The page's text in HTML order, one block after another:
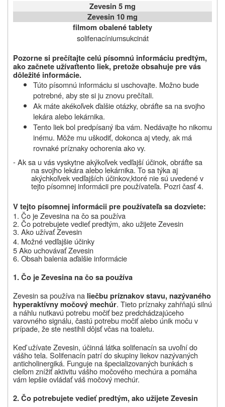
Zevesin 5 mg
Zevesin 10 mg
filmom obalené tablety
solifenacíniumsukcinát
Pozorne si prečítajte celú písomnú informáciu predtým,
ako začnete užívaťtento liek,pretože obsahuje pre vás
dôležité informácie.
Túto písomnú informáciu si uschovajte. Možno bude
potrebné, aby ste si ju znovu prečítali.
Ak máte akékoľvek ďalšie otázky, obráťte sa na svojho
lekára alebo lekárnika.
Tento liek bol predpísaný iba vám. Nedávajte ho nikomu
inému. Môže mu uškodiť, dokonca aj vtedy, ak má
rovnaké príznaky ochorenia ako vy.
- Ak sa u vás vyskytne akýkoľvek vedľajší účinok, obráťte sa
na svojho lekára alebo lekárnika. To sa týka aj
akýchkoľvek vedľajších účinkov,ktoré nie sú uvedené v
tejto písomnej informácii pre používateľa. Pozri časť 4.
V tejto písomnej informácii pre používateľa sa dozviete:
1. Čo jeZevesina na čo sa používa
2. Čo potrebujete vedieť predtým, ako užijeteZevesin
3. Ako užívaťZevesin
4. Možné vedľajšie účinky
5 Ako uchovávaťZevesin
6. Obsah balenia aďalšie informácie
1. Čo jeZevesina na čo sa používa
Zevesinsa používa na liečbu príznakov stavu, nazývaného
hyperaktívny močový mechúr. Tieto príznaky zahŕňajú silnú
a náhlu nutkavú potrebu močiť bez predchádzajúceho
varovného signálu, častú potrebu močiť alebo únik moču v
prípade, že ste nestihli dôjsť včas na toaletu.
Keď užívate Zevesin, účinná látka solifenacín sa uvoľní do
vášho tela. Solifenacínpatrí do skupiny liekov nazývaných
anticholinergiká. Funguje na špecializovaných bunkách s
cieľom znížiť aktivitu vášho močového mechúra a pomáha
vám lepšie ovládať váš močový mechúr.
2.Čo potrebujete vedieť predtým,ako užijeteZevesin